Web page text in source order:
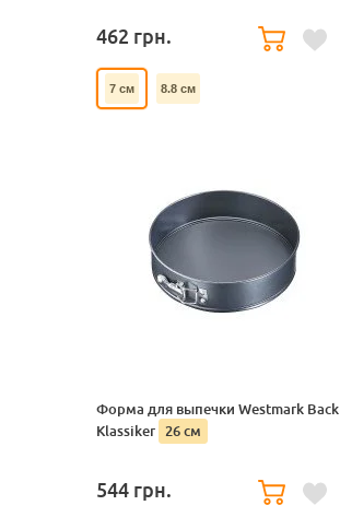
462 грн.
7 см 8.8 см
Форма для выпечки Westmark Back
Klassiker 26 см
544 грн.